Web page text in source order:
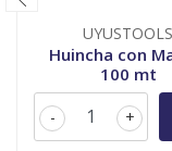
UYUSTOOLS
Huincha con
100 mt
+
-